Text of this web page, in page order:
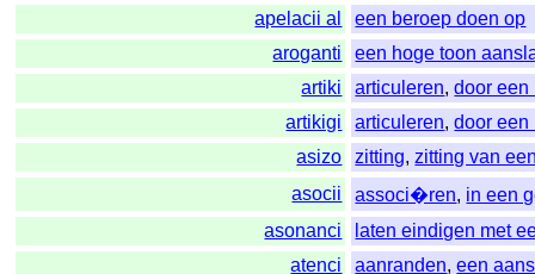
apelacii al
een beroep doen op
aroganti
een hoge toon
artiki
articuleren,door een
artikigi
articuleren,door een
asizo
zitting,zitting van
asocii
associ�ren, in een
asonanci
laten eindigen met
atenci
aanranden,een